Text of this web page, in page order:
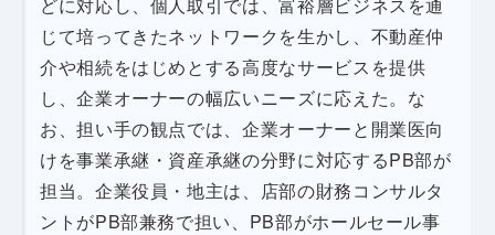
じて培ってきたネットワークを生かし、不動産仲
介や相続をはじめとする高度なサービスを提供
し、企業オーナーの幅広いニーズに応えた。な
お、担い手の観点では、企業オーナーと開業医向
けを事業承継・資産承継の分野に対応するPB部が
担当。企業役員・地主は、店部の財務コンサルタ
ントがPB部兼務で担い、PB部がホールセール事